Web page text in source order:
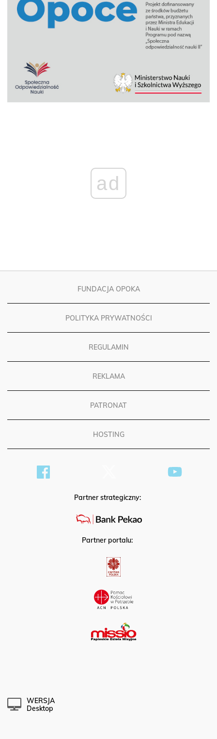
ad
FUNDACJA OPOKA
POLITYKA PRYWATNOŚCI
REGULAMIN
REKLAMA
PATRONAT
HOSTING
Partner strategiczny:
Partner portalu:
WERSJA
Desktop